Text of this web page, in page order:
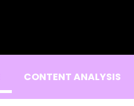
CONTENT ANALYSIS